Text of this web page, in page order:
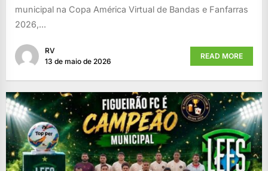
municipal na Copa América Virtual de Bandas e Fanfarras
2026,...
RV
13 de maio de 2026
READ MORE